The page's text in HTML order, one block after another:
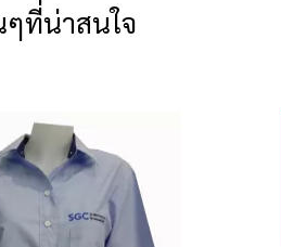
ที่น่าสนใจ